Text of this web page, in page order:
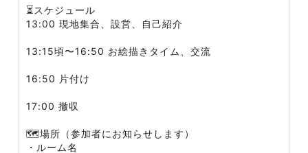
⏳スケジュール
13:00 現地集合、設営、自己紹介
13:15頃〜16:50 お絵描きタイム、交流
16:50 片付け
17:00 撤収
🗺場所（参加者にお知らせします）
・ルーム名